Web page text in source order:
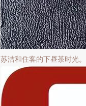
苏洁和住客的下昼茶时光